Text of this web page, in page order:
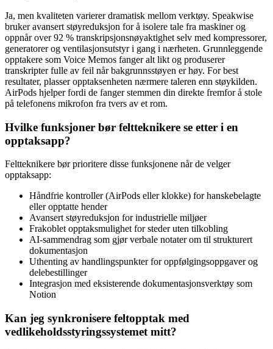
Ja, men kvaliteten varierer dramatisk mellom verktøy. Speakwise
bruker avansert støyreduksjon for å isolere tale fra maskiner og
oppnår over 92 % transkripsjonsnøyaktighet selv med kompressorer,
generatorer og ventilasjonsutstyr i gang i nærheten. Grunnleggende
opptakere som Voice Memos fanger alt likt og produserer
transkripter fulle av feil når bakgrunnsstøyen er høy. For best
resultater, plasser opptaksenheten nærmere taleren enn støykilden.
AirPods hjelper fordi de fanger stemmen din direkte fremfor å stole
på telefonens mikrofon fra tvers av et rom.
Hvilke funksjoner bør feltteknikere se etter i en
opptaksapp?
Feltteknikere bør prioritere disse funksjonene når de velger
opptaksapp:
Håndfrie kontroller (AirPods eller klokke) for hanskebelagte
eller opptatte hender
Avansert støyreduksjon for industrielle miljøer
Frakoblet opptaksmulighet for steder uten tilkobling
AI-sammendrag som gjør verbale notater om til strukturert
dokumentasjon
Uthenting av handlingspunkter for oppfølgingsoppgaver og
delebestillinger
Integrasjon med eksisterende dokumentasjonsverktøy som
Notion
Kan jeg synkronisere feltopptak med
vedlikeholdsstyringssystemet mitt?